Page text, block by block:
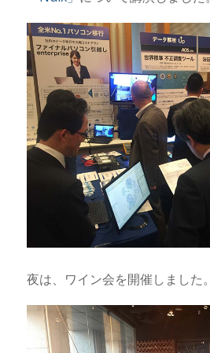
夜は、ワイン会を開催しました。